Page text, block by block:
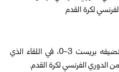
فاز باريس سان جيرمان على مستضيفه بريست 3-0، في اللقاء الذي
الدوري الفرنسي لكرة القدم.